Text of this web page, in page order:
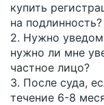
купить
на подлинность?
2. Нужно
нужно ли мне
частное лицо?
3. После суда,
течение 6-8